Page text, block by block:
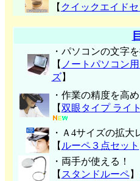
【 クイックエイドセ
・パソコンの文字
【 ノートパソコン
ズ】
・作業の精度を高
【双眼タイプ ライ
・Ａ4サイズの拡大
【 ルーペ３点セット
・両手が使える！
【 スタンドルーペ】